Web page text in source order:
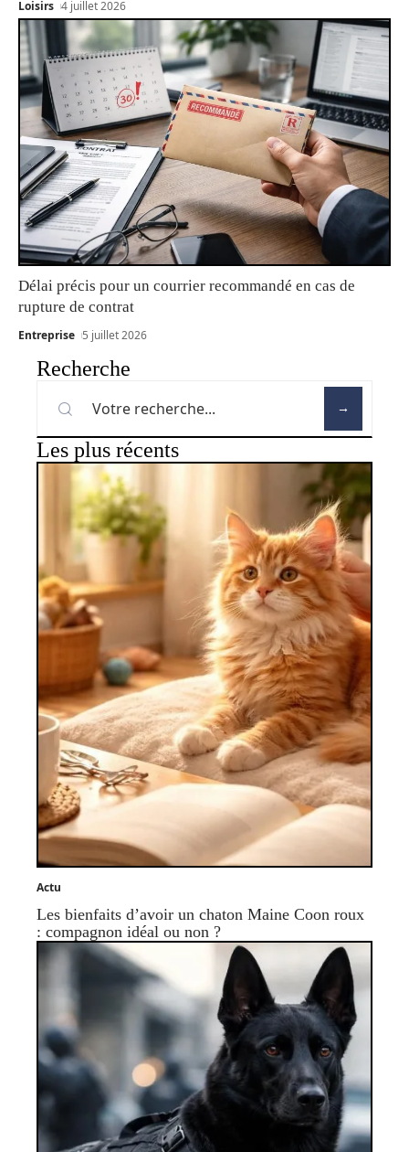
Loisirs 4 juillet 2026
Délai précis pour un courrier recommandé en cas de
rupture de contrat
Entreprise 5 juillet 2026
Recherche
Les plus récents
Actu
Les bienfaits d’avoir un chaton Maine Coon roux
: compagnon idéal ou non ?